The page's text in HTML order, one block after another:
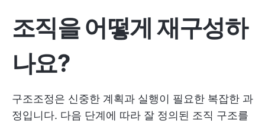
조직을 어떻게 재구성하
나요?
구조조정은 신중한 계획과 실행이 필요한 복잡한 과
정입니다. 다음 단계에 따라 잘 정의된 조직 구조를